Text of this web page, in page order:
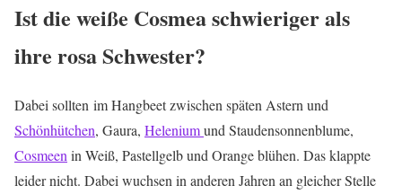
Ist die weiße Cosmea schwieriger als
ihre rosa Schwester?
Dabei sollten im Hangbeet zwischen späten Astern und
Schönhütchen, Gaura, Heleniumund Staudensonnenblume,
Cosmeen in Weiß, Pastellgelb und Orange blühen. Das klappte
leider nicht. Dabei wuchsen in anderen Jahren an gleicher Stelle